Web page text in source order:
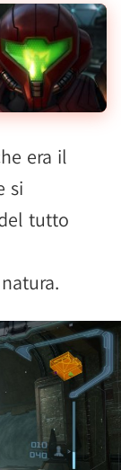
era il
si
tutto